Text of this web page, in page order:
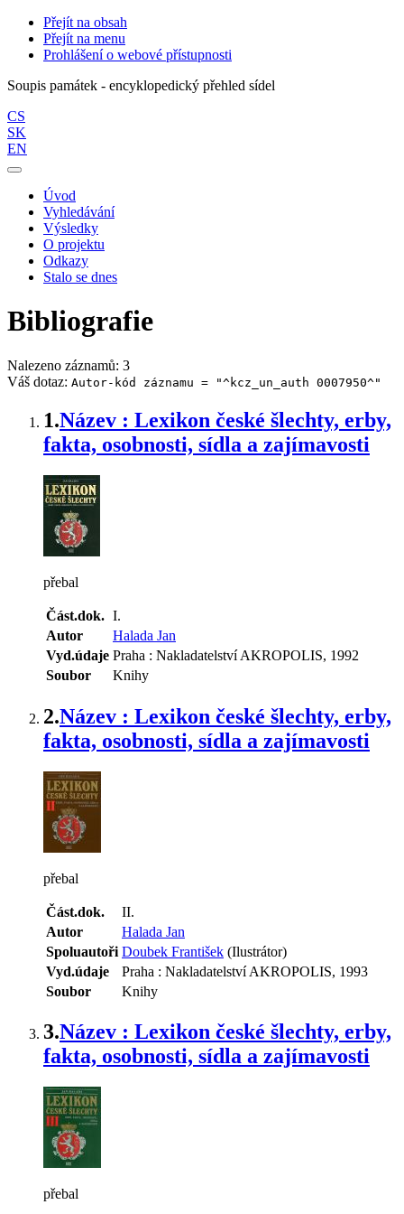
Přejít na obsah
Přejít na menu
Prohlášení o webové přístupnosti
Soupis památek - encyklopedický přehled sídel
CS
SK
EN
Úvod
Vyhledávání
Výsledky
O projektu
Odkazy
Stalo se dnes
Bibliografie
Nalezeno záznamů: 3
Váš dotaz: Autor-kód záznamu = "^kcz_un_auth 0007950^"
1.Název : Lexikon české šlechty, erby,
fakta, osobnosti, sídla a zajímavosti
přebal
Část.dok. I.
Autor
Halada Jan
Vyd.údaje Praha : Nakladatelství AKROPOLIS, 1992
Soubor
Knihy
2.Název : Lexikon české šlechty, erby,
fakta, osobnosti, sídla a zajímavosti
přebal
Část.dok.
II.
Autor
Halada Jan
Spoluautoři Doubek František (Ilustrátor)
Vyd.údaje
Praha : Nakladatelství AKROPOLIS, 1993
Soubor
Knihy
3.Název : Lexikon české šlechty, erby,
fakta, osobnosti, sídla a zajímavosti
přebal